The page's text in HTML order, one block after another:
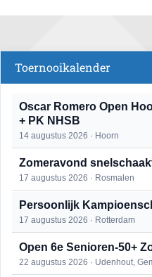
Toernooikalender
Oscar Romero Open
+ PK NHSB
14 augustus 2026 · Hoorn
Zomeravond
17 augustus 2026 · Rosmalen
Persoonlijk
17 augustus 2026 · Rotterdam
Open 6e Senioren-50+
22 augustus 2026 · Udenhout,